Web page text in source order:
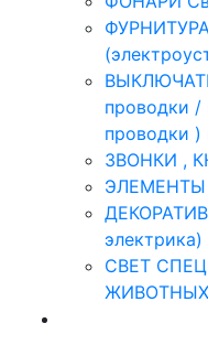
проводки /
проводки
ЗВОНКИ ,
ЭЛЕМЕНТЫ
электрика)
СВЕТ